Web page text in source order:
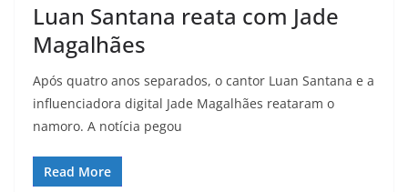
Luan Santana reata com Jade
Magalhães
Após quatro anos separados, o cantor Luan Santana e a
influenciadora digital Jade Magalhães reataram o
namoro. A notícia pegou
Read More